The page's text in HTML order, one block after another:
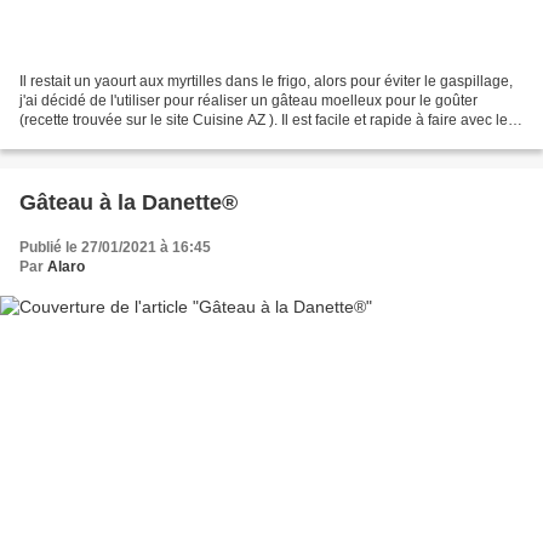
Il restait un yaourt aux myrtilles dans le frigo, alors pour éviter le gaspillage,
j'ai décidé de l'utiliser pour réaliser un gâteau moelleux pour le goûter
(recette trouvée sur le site Cuisine AZ ). Il est facile et rapide à faire avec les
Gâteau à la Danette®
Publié le 27/01/2021 à 16:45
Par Alaro